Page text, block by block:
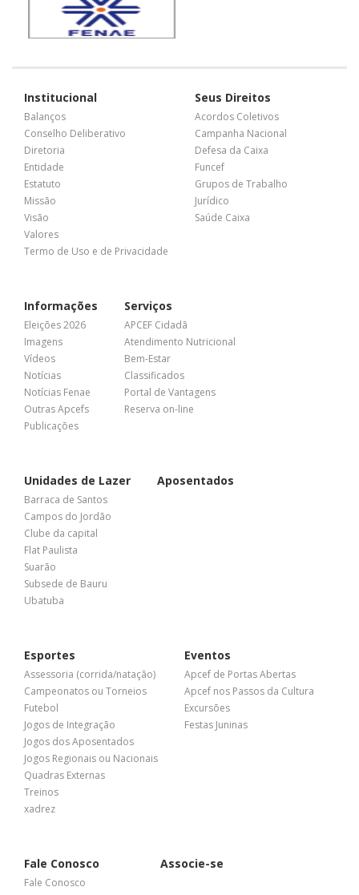
Institucional
Balanços
Conselho Deliberativo
Diretoria
Entidade
Estatuto
Missão
Visão
Valores
Termo de Uso e de Privacidade
Seus Direitos
Acordos Coletivos
Campanha Nacional
Defesa da Caixa
Funcef
Grupos de Trabalho
Jurídico
Saúde Caixa
Informações
Eleições 2026
Imagens
Vídeos
Notícias
Notícias Fenae
Outras Apcefs
Publicações
Serviços
APCEF Cidadã
Atendimento Nutricional
Bem-Estar
Classificados
Portal de Vantagens
Reserva on-line
Unidades de Lazer
Barraca de Santos
Campos do Jordão
Clube da capital
Flat Paulista
Suarão
Subsede de Bauru
Ubatuba
Aposentados
Esportes
Assessoria (corrida/natação)
Campeonatos ou Torneios
Futebol
Jogos de Integração
Jogos dos Aposentados
Jogos Regionais ou Nacionais
Quadras Externas
Treinos
xadrez
Eventos
Apcef de Portas Abertas
Apcef nos Passos da Cultura
Excursões
Festas Juninas
Fale Conosco
Fale Conosco
Associe-se